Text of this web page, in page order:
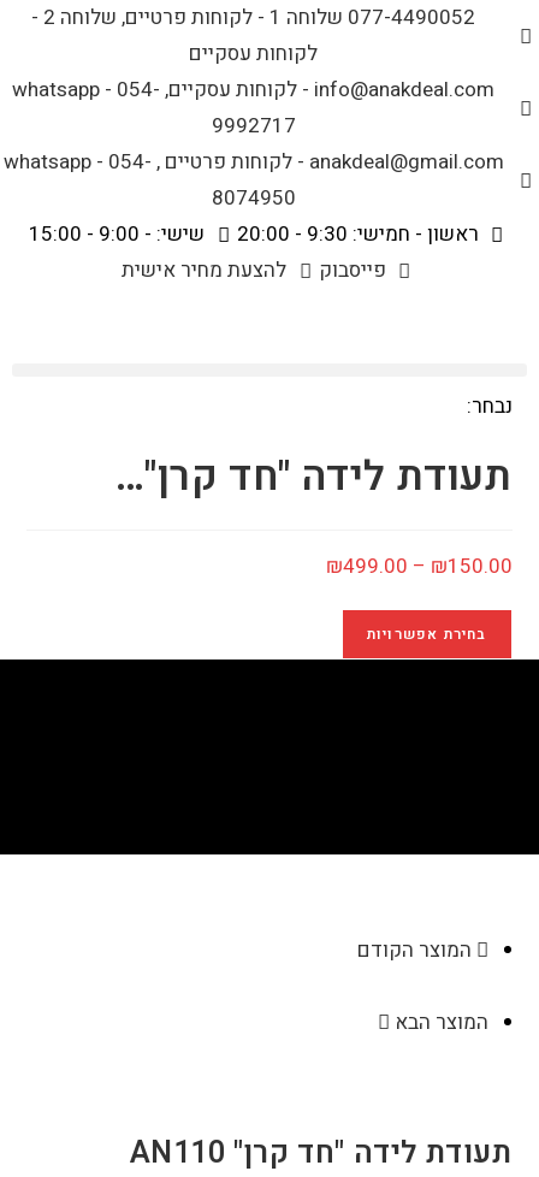
077-4490052 שלוחה 1 - לקוחות פרטיים, שלוחה 2 -
לקוחות עסקיים
info@anakdeal.com - לקוחות עסקיים, whatsapp - 054-
9992717
anakdeal@gmail.com - לקוחות פרטיים , whatsapp - 054-
8074950
ראשון - חמישי: 9:30 - 20:00
שישי: - 9:00 - 15:00
פייסבוק
להצעת מחיר אישית
נבחר:
תעודת לידה "חד קרן"…
₪150.00
–
₪499.00
בחירת אפשרויות
המוצר הקודם
המוצר הבא
תעודת לידה "חד קרן" AN110